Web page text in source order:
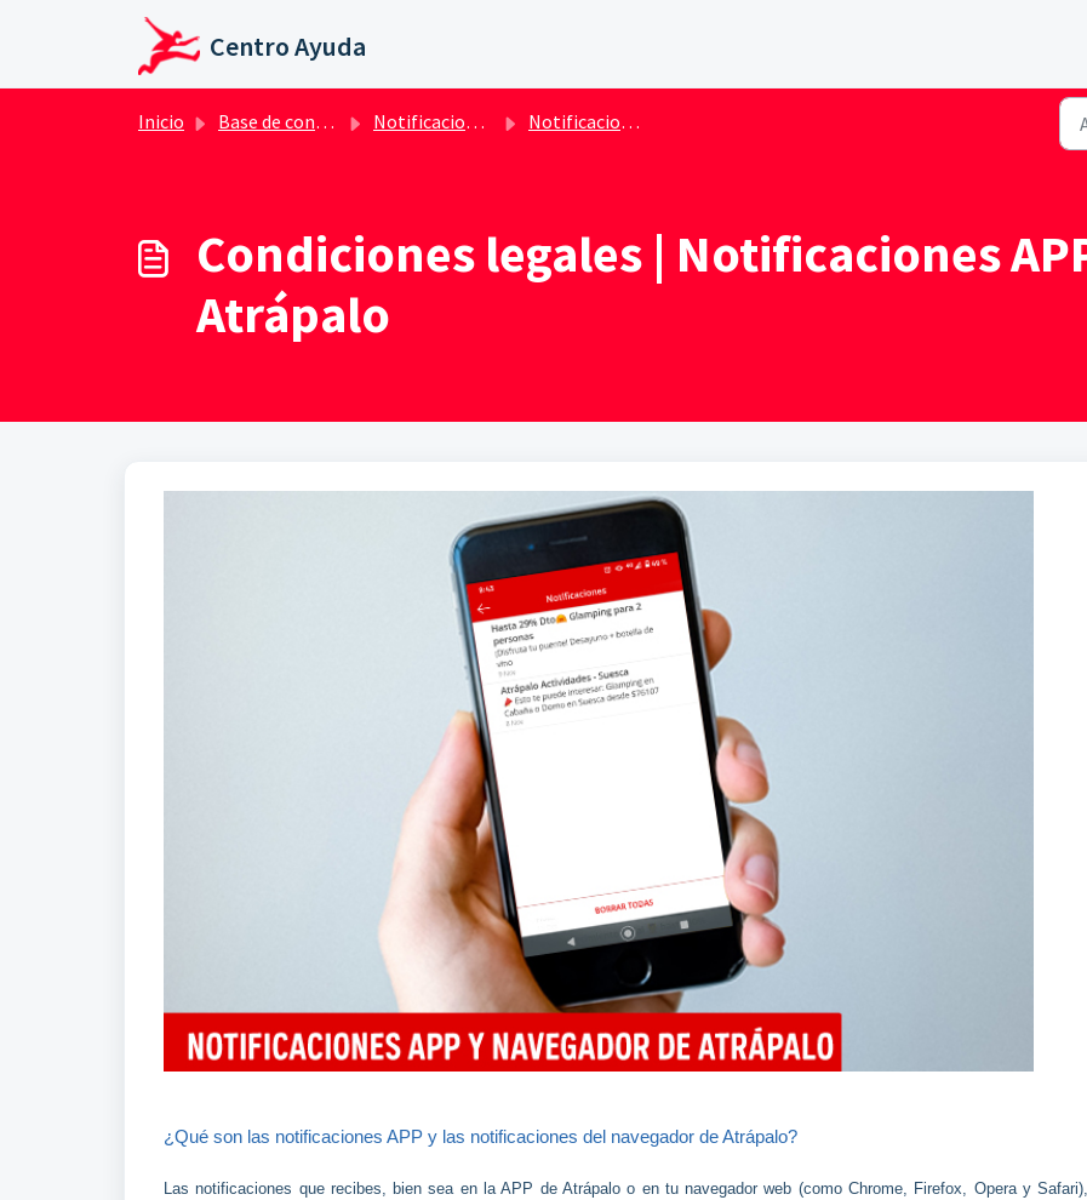
Saltar al contenido principal
Centro Ayuda
Inicio Base de conocimientos Notificaciones App y navegador Notificaciones App y navegador
Condiciones legales | Notificaciones
Atrápalo
¿Qué son las notificaciones APP y las notificaciones del navegador de Atrápalo?
Las notificaciones que recibes, bien sea en la APP de Atrápalo o en tu navegador web (como Chrome, Firefox, Opera y